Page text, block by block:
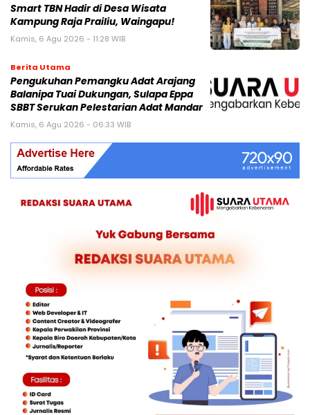
Smart TBN Hadir di Desa Wisata
Kampung Raja Prailiu, Waingapu!
Kamis, 6 Agu 2026 - 11:28 WIB
Berita Utama
Pengukuhan Pemangku Adat Arajang
Balanipa Tuai Dukungan, Sulapa Eppa
SBBT Serukan Pelestarian Adat Mandar
Kamis, 6 Agu 2026 - 06:33 WIB